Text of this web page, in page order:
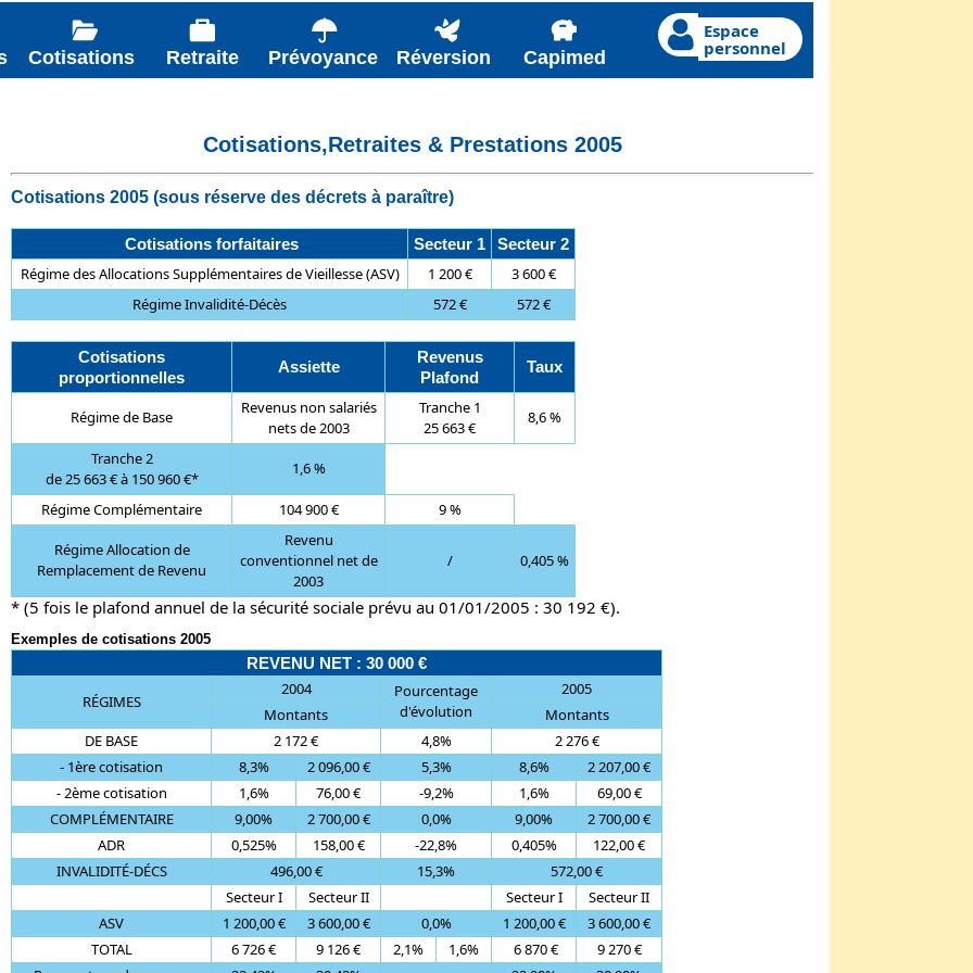
Cotisations Retraite Prévoyance Réversion Capimed
Espace
personnel
Cotisations,Retraites & Prestations 2005
Cotisations 2005 (sous réserve des décrets à paraître)
Cotisations forfaitaires Secteur 1 Secteur 2
Régime des Allocations Supplémentaires de Vieillesse (ASV) 1 200 €
3 600 €
Régime Invalidité-Décès
572 € 572 €
Cotisations
proportionnelles
Assiette
Revenus
Plafond
Taux
Régime de Base
Revenus non salariés
nets de 2003
Tranche 1
25 663 €
8,6 %
Tranche 2
de 25 663 € à 150 960 €*
1,6 %
Régime Complémentaire 104 900 € 9 %
Régime Allocation de
Remplacement de Revenu
Revenu
conventionnel net de
2003
/ 0,405 %
* (5 fois le plafond annuel de la sécurité sociale prévu au 01/01/2005 : 30 192 €).
Exemples de cotisations 2005
REVENU NET : 30 000 €
RÉGIMES
2004
Pourcentage
d'évolution
2005
Montants
Montants
DE BASE
2 172 € 4,8%
2 276 €
- 1ère cotisation
8,3% 2 096,00 € 5,3% 8,6%
2 207,00 €
- 2ème cotisation
1,6% 76,00 € -9,2% 1,6%
69,00 €
COMPLÉMENTAIRE
9,00% 2 700,00 € 0,0% 9,00%
2 700,00 €
ADR
0,525% 158,00 € -22,8% 0,405%
122,00 €
INVALIDITÉ-DÉCS
496,00 € 15,3%
572,00 €
Secteur I
Secteur II Secteur I
Secteur II
ASV
1 200,00 € 3 600,00 € 0,0% 1 200,00 €
3 600,00 €
TOTAL
6 726 € 9 126 € 2,1% 1,6% 6 870 €
9 270 €